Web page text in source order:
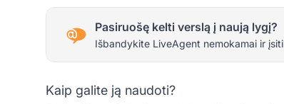
Pasiruošę kelti verslą į naują lygį?
Išbandykite LiveAgent nemokamai ir
Kaip galite ją naudoti?